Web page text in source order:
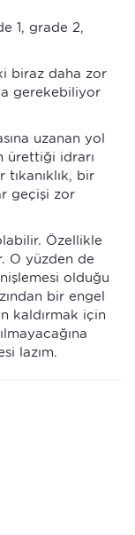
1, grade 2,
biraz daha zor
gerekebiliyor
uzanan yol
ürettiği idrarı
bir
geçişi zor
Özellikle
O yüzden de
olduğu
bir engel
kaldırmak için
lazım.